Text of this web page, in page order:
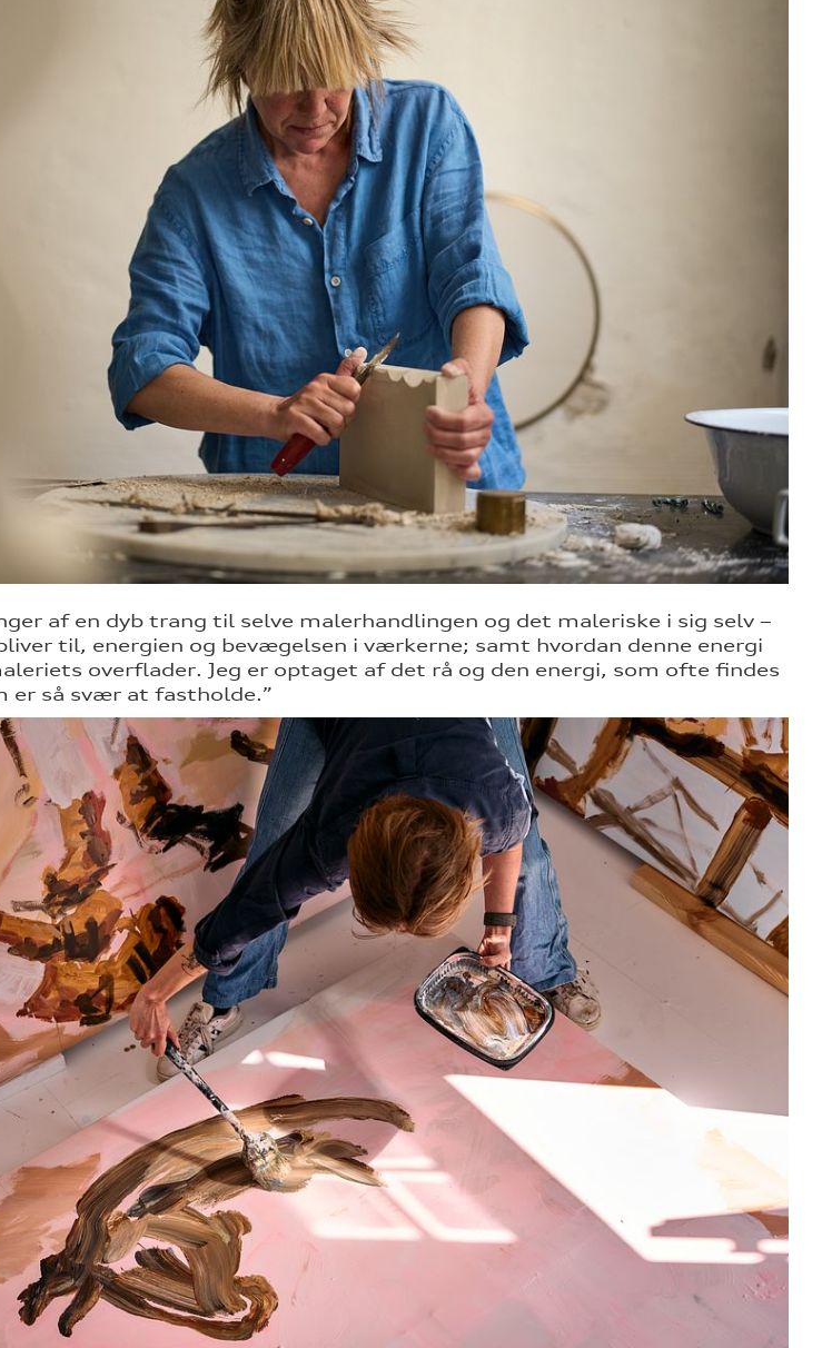
af en dyb trang til selve malerhandlingen og det maleriske i sig selv –
til, energien og bevægelsen i værkerne; samt hvordan denne energi
overflader. Jeg er optaget af det rå og den energi, som ofte findes
er så svær at fastholde.”